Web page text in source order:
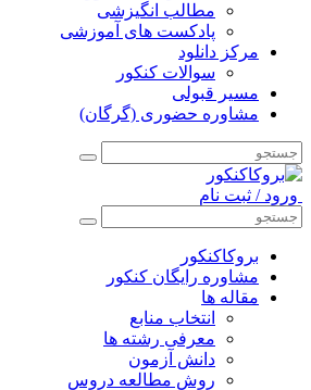
مطالب انگیزشی
پادکست های آموزشی
مرکز دانلود
سوالات کنکور
مسیر قبولی
مشاوره حضوری (گرگان)
ورود / ثبت نام
بروکاکنکور
مشاوره رایگان کنکور
مقاله ها
انتخاب منابع
معرفی رشته ها
دانش آزمون
روش مطالعه دروس